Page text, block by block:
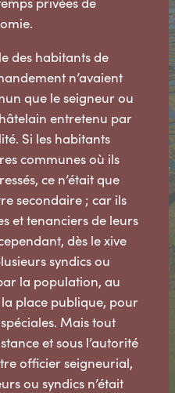
des habitants de
n’avaient
que le seigneur ou
entretenu par
Si les habitants
communes où ils
ce n’était que
secondaire ; car ils
et tenanciers de leurs
dès le xive
syndics ou
la population, au
place publique, pour
Mais tout
et sous l’autorité
officier seigneurial,
ou syndics n’était